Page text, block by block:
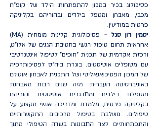
פסיכולוג בכיר במכון להתפתחות הילד של קופ"ח
מכבי, מאבחן ומטפל בילדים ובהוריהם בקליניקה
פרטית במודיעין.
יסמין רון סגל -
פסיכולוגית קלינית מומחית (MA)
אחראית תחום טיפול רגשי בחטיבת הגנים של אלו"ט,
ורכזת אקדמית של תכנית "חופים" לטיפול אינטגרטיבי
עם מטופלים אוטיסטים. בוגרת ביה"ס לפסיכותרפיה
של המכון הפסיכואנאליטי ושל התכנית לאבחון אוטיזם
באוניברסיטה העברית. מזה שנים רבות מאבחנת
ומטפלת בילדים ומתבגרים אוטיסטים והוריהם
בקליניקה פרטית, מלמדת ומדריכה אנשי מקצוע על
טיפולים. משלבת בטיפול מרכיבים התקשרותיים
והתפתחותיים לצד התבוננות בשדה הטיפולי מתוך